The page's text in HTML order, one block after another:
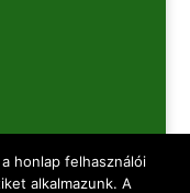
honlap felhasználói
alkalmazunk. A